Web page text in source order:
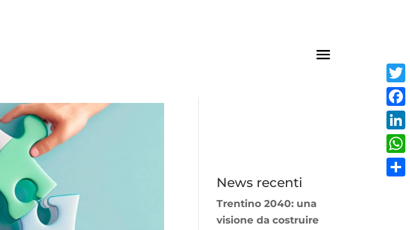
News recenti
Trentino 2040: una
visione da costruire